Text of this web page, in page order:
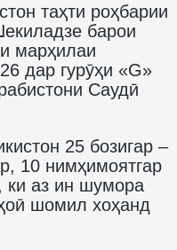
таҳти роҳбарии
барои
марҳилаи
дар гурӯҳи «G»
Саудӣ
25 бозигар –
10 нимҳимоятгар
ки аз ин шумора
шомил хоҳанд